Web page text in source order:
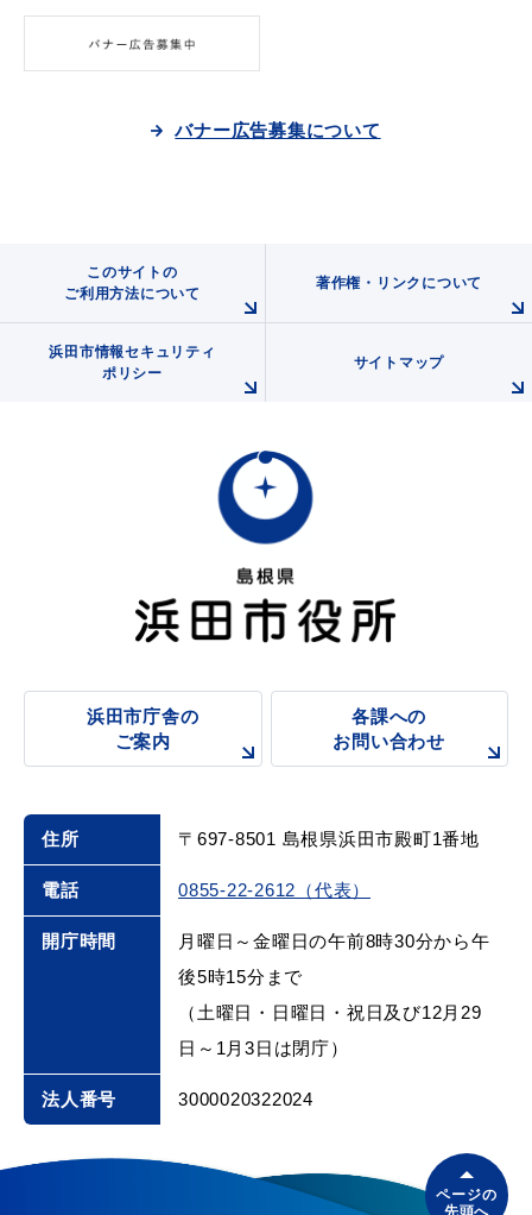
バナー広告募集について
このサイトの
ご利用方法について
著作権・リンクについて
浜田市情報セキュリティ
ポリシー
サイトマップ
浜田市庁舎の
ご案内
各課への
お問い合わせ
住所 〒697-8501 島根県浜田市殿町1番地
電話 0855-22-2612（代表）
開庁時間
月曜日～金曜日の午前8時30分から午
後5時15分まで
（土曜日・日曜日・祝日及び12月29
日～1月3日は閉庁）
法人番号 3000020322024
ページの
先頭へ